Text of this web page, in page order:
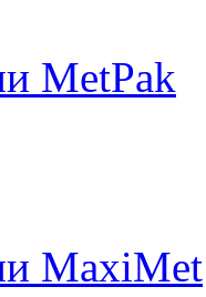
MetPak
MaxiMet